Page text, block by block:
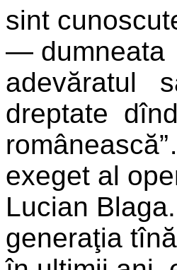
sint
—
adevăratul
dreptate
exeget al
Lucian
generaţia